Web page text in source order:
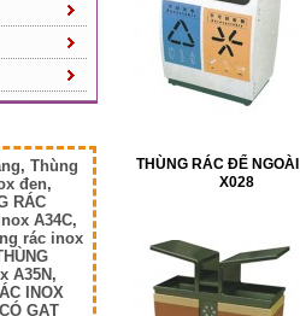
, Thùng
đen,
RÁC
A34C,
rác inox
A35N ,
INOX
GẠT
THÙNG RÁC ĐỂ
X028